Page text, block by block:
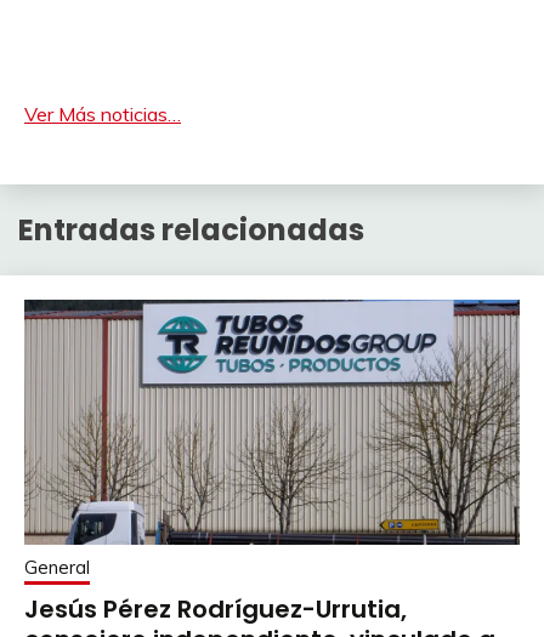
Ver Más noticias…
Entradas relacionadas
General
Jesús Pérez Rodríguez-Urrutia,